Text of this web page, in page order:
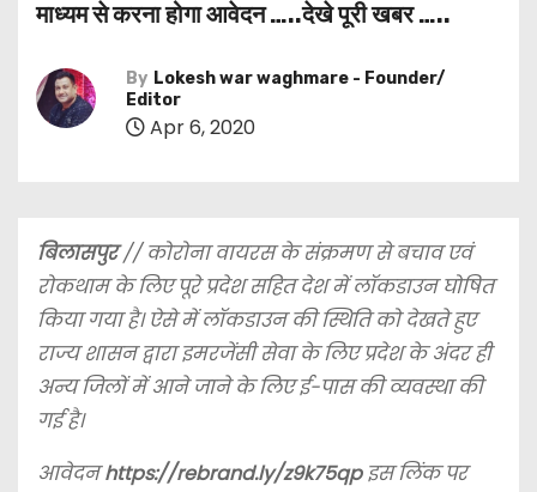
माध्यम से करना होगा आवेदन …..देखे पूरी खबर …..
By Lokesh war waghmare - Founder/
Editor
Apr 6, 2020
बिलासपुर// कोरोना वायरस के संक्रमण से बचाव एवं
रोकथाम के लिए पूरे प्रदेश सहित देश में लॉकडाउन घोषित
किया गया है। ऐसे में लॉकडाउन की स्थिति को देखते हुए
राज्य शासन द्वारा इमरजेंसी सेवा के लिए प्रदेश के अंदर ही
अन्य जिलों में आने जाने के लिए ई-पास की व्यवस्था की
गई है।
आवेदनhttps://rebrand.ly/z9k75qpइस लिंक पर